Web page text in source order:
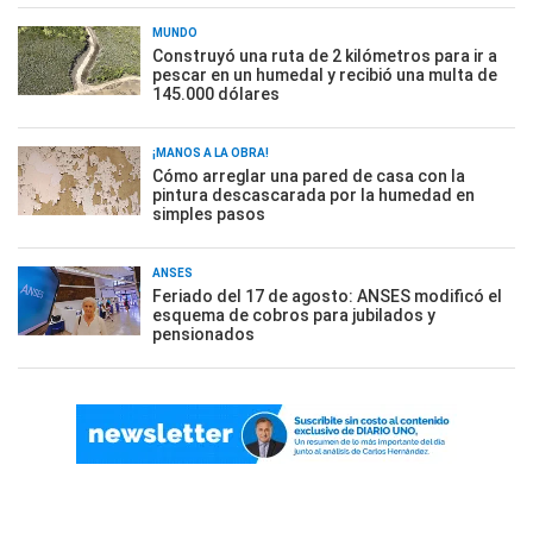
MUNDO
Construyó una ruta de 2 kilómetros para ir a
pescar en un humedal y recibió una multa de
145.000 dólares
¡MANOS A LA OBRA!
Cómo arreglar una pared de casa con la
pintura descascarada por la humedad en
simples pasos
ANSES
Feriado del 17 de agosto: ANSES modificó el
esquema de cobros para jubilados y
pensionados